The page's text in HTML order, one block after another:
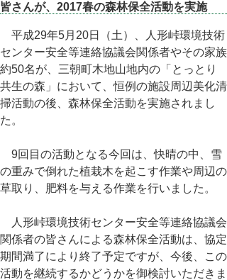
皆さんが、2017春の森林保全活動を実施
平成29年5月20日（土）、人形峠環境技術
センター安全等連絡協議会関係者やその家族
約50名が、三朝町木地山地内の「とっとり
共生の森」において、恒例の施設周辺美化清
掃活動の後、森林保全活動を実施されまし
た。
9回目の活動となる今回は、快晴の中、雪
の重みで倒れた植栽木を起こす作業や周辺の
草取り、肥料を与える作業を行いました。
人形峠環境技術センター安全等連絡協議会
関係者の皆さんによる森林保全活動は、協定
期間満了により終了予定ですが、今後、この
活動を継続するかどうかを御検討いただきま